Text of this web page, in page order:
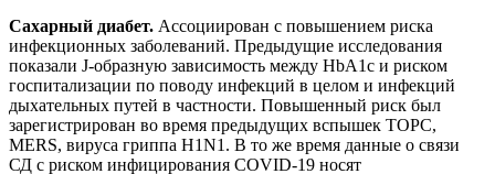
Сахарный диабет. Ассоциирован с повышением риска
инфекционных заболеваний. Предыдущие исследования
показали J-образную зависимость между HbA1c и риском
госпитализации по поводу инфекций в целом и инфекций
дыхательных путей в частности. Повышенный риск был
зарегистрирован во время предыдущих вспышек ТОРС,
MERS, вируса гриппа H1N1. В то же время данные о связи
СД с риском инфицирования COVID-19 носят